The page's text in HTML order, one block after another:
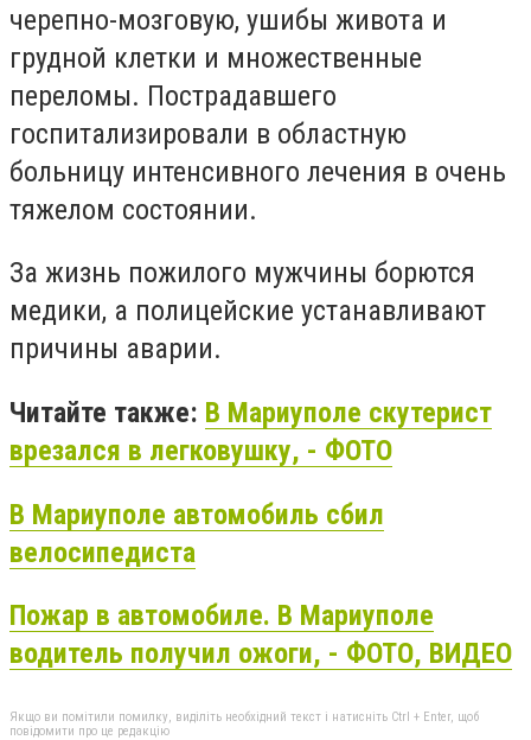
черепно-мозговую, ушибы живота и
грудной клетки и множественные
переломы. Пострадавшего
госпитализировали в областную
больницу интенсивного лечения в очень
тяжелом состоянии.
За жизнь пожилого мужчины борются
медики, а полицейские устанавливают
причины аварии.
Читайте также: В Мариуполе скутерист
врезался в легковушку, - ФОТО
В Мариуполе автомобиль сбил
велосипедиста
Пожар в автомобиле. В Мариуполе
водитель получил ожоги, - ФОТО, ВИДЕО
Якщо ви помітили помилку, виділіть необхідний текст і натисніть Ctrl + Enter, щоб
повідомити про це редакцію